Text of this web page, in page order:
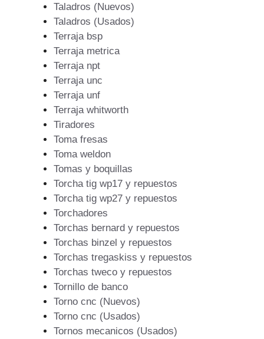
Taladros (Nuevos)
Taladros (Usados)
Terraja bsp
Terraja metrica
Terraja npt
Terraja unc
Terraja unf
Terraja whitworth
Tiradores
Toma fresas
Toma weldon
Tomas y boquillas
Torcha tig wp17 y repuestos
Torcha tig wp27 y repuestos
Torchadores
Torchas bernard y repuestos
Torchas binzel y repuestos
Torchas tregaskiss y repuestos
Torchas tweco y repuestos
Tornillo de banco
Torno cnc (Nuevos)
Torno cnc (Usados)
Tornos mecanicos (Usados)